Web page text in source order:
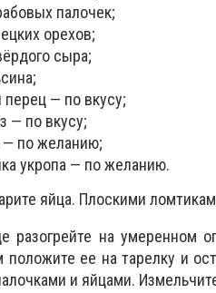
палочек;
орехов;
сыра;
— по вкусу;
— по вкусу;
— по желанию;
укропа — по желанию.
яйца. Плоскими
разогрейте на умеренном
положите ее на тарелку и
и яйцами.